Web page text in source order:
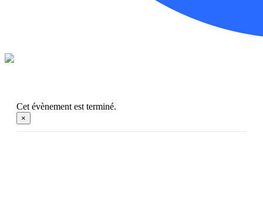
Cet évènement est terminé.
×